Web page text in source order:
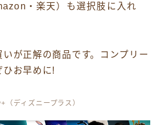
・楽天）も選択肢に入れ
が正解の商品です。コンプリー
ひお早めに!
（ディズニープラス）